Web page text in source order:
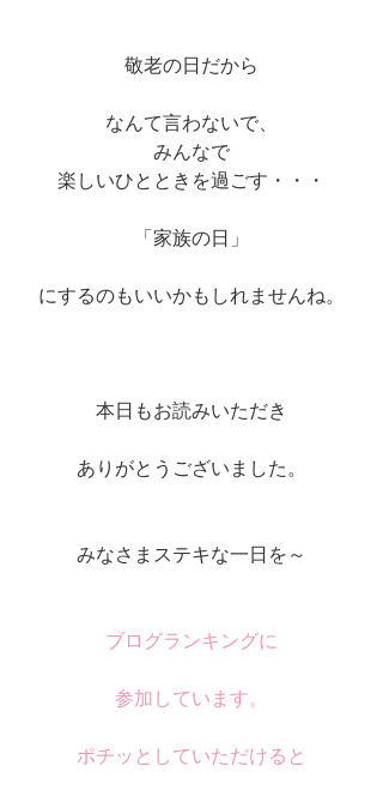
敬老の日だから
なんて言わないで、
みんなで
楽しいひとときを過ごす・・・
「家族の日」
にするのもいいかもしれませんね。
本日もお読みいただき
ありがとうございました。
みなさまステキな一日を～
ブログランキングに
参加しています。
ポチッとしていただけると